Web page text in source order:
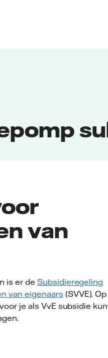
van
is er de Subsidieregeling
van eigenaars(SVVE).
je als VvE subsidie